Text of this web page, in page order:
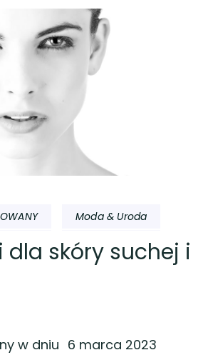
Moda & Uroda
dla skóry suchej i
w dniu 6 marca 2023